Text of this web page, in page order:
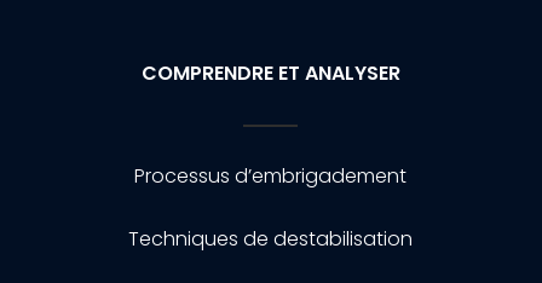
COMPRENDRE ET ANALYSER
Processus d’embrigadement
Techniques de destabilisation